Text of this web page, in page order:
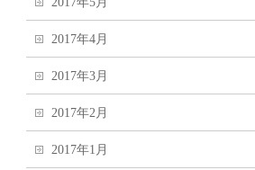
2017年4月
2017年3月
2017年2月
2017年1月